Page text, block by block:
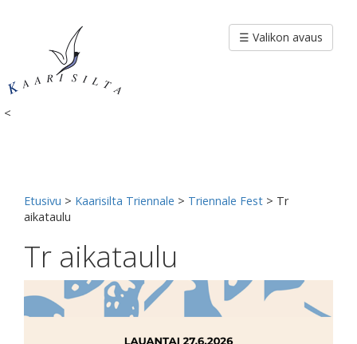
<
☰ Valikon avaus
Etusivu > Kaarisilta Triennale > Triennale Fest > Tr
aikataulu
Tr aikataulu